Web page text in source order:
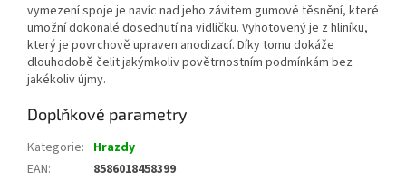
vymezení spoje je navíc nad jeho závitem gumové těsnění, které
umožní dokonalé dosednutí na vidličku. Vyhotovený je z hliníku,
který je povrchově upraven anodizací. Díky tomu dokáže
dlouhodobě čelit jakýmkoliv povětrnostním podmínkám bez
jakékoliv újmy.
Doplňkové parametry
Kategorie: Hrazdy
EAN: 8586018458399